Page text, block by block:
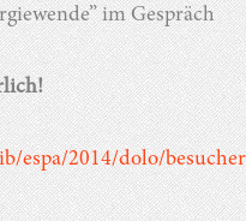
im Gespräch
espa/2014/dolo/